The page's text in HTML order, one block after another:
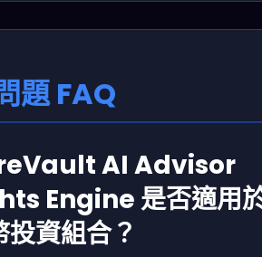
題 FAQ
AI Advisor
Engine 是否適用
資組合？